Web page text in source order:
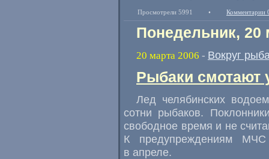
Просмотрели 5991 • Комментарии
Понедельник, 20
20 марта 2006 - Вокруг
Рыбаки смотают
Лед челябинских
сотни рыбаков.
свободное время и не
К предупреждениям
в апреле.